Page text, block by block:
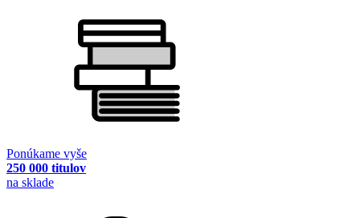
Ponúkame vyše
250 000 titulov
na sklade